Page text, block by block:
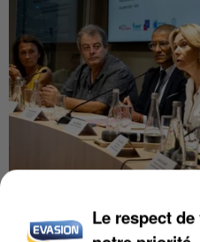
INCENDIES : L’ÎLE-DE-
Le respect